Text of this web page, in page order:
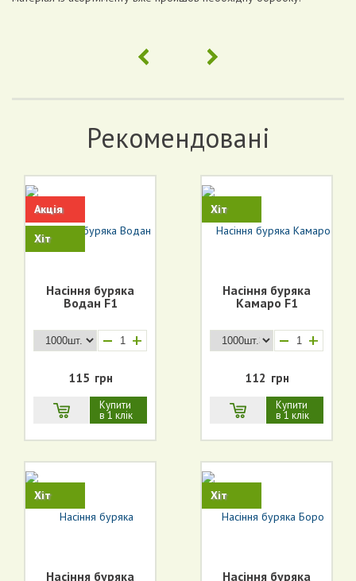
Рекомендовані
Акція
Хіт
Насіння буряка
Водан F1
+
115 грн
Купити
в 1 клік
Хіт
Насіння буряка
Камаро F1
+
112 грн
Купити
в 1 клік
Хіт
Насіння буряка
Хіт
Насіння буряка